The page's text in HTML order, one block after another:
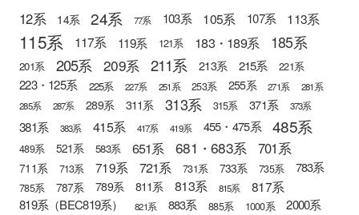
12系 14系 24系 77系 103系 105系 107系 113系
115系 117系 119系 121系 183・189系 185系
201系 205系 209系 211系 213系 215系 221系
223・125系 225系 227系 251系 253系 255系 271系
281系
285系
287系 289系 311系 313系 315系 371系 373系
381系 383系 415系 417系 419系 455・475系 485系
489系 521系 583系 651系 681・683系 701系
711系 713系 719系 721系 731系 733系 735系 783系
785系 787系 789系 811系 813系 815系 817系
819系（BEC819系） 821系 883系 885系 1000系 2000系